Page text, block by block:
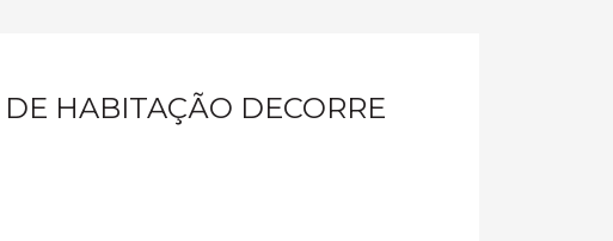
HABITAÇÃO DECORRE